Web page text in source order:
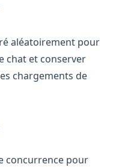
aléatoirement pour
chat et conserver
chargements de
concurrence pour